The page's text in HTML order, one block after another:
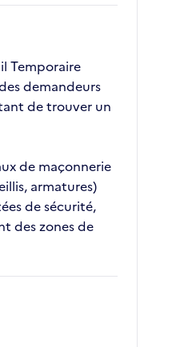
Temporaire
demandeurs
de trouver un
de maçonnerie
armatures)
de sécurité,
des zones de